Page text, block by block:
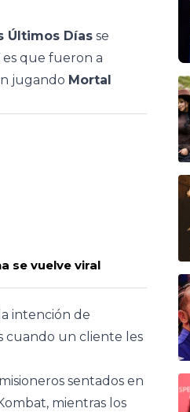
Últimos Días se
que fueron a
jugando Mortal
se vuelve viral
intención de
cuando un cliente les
sentados en
mientras los